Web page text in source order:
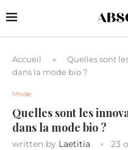
Accueil »
Quelles sont
dans la mode bio ?
Mode
Quelles sont les
dans la mode bio ?
written by Laetitia 23